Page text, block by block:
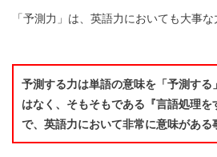
「予測力」は、英語力においても大事な
予測する力は単語の意味を「予測す
はなく、そもそもである『言語処理
で、英語力において非常に意味がある